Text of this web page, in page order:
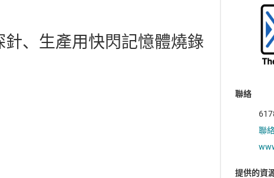
針、生產用快閃記憶體燒錄
聯絡
聯
提供的資